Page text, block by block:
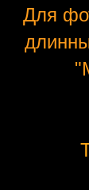
Для